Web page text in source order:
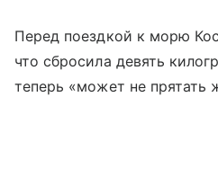
Перед поездкой к морю
что сбросила девять
теперь «может не прятать